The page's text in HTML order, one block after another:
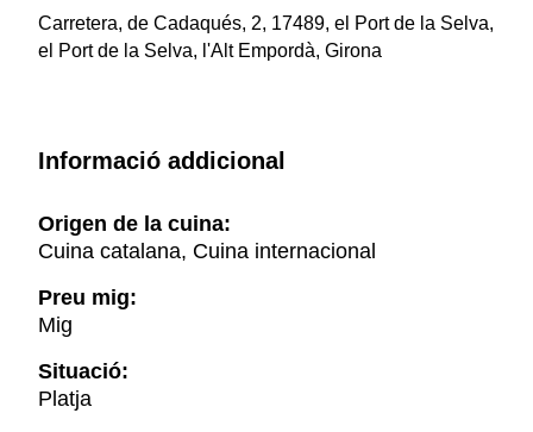
Carretera, de Cadaqués, 2, 17489, el Port de la Selva,
el Port de la Selva, l'Alt Empordà, Girona
Informació addicional
Origen de la cuina:
Cuina catalana, Cuina internacional
Preu mig:
Mig
Situació:
Platja